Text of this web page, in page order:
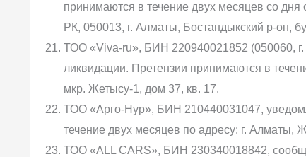
принимаются в течение двух месяцев со дня
РК, 050013, г. Алматы, Бостандыкский р-он,
ТОО «Viva-ru», БИН 220940021852 (050060,
ликвидации. Претензии принимаются в
мкр. Жетысу-1, дом 37, кв. 17.
ТОО «Арго-Нур», БИН 210440031047,
течение двух месяцев по адресу: г.
ТОО «ALL CARS», БИН 230340018842,